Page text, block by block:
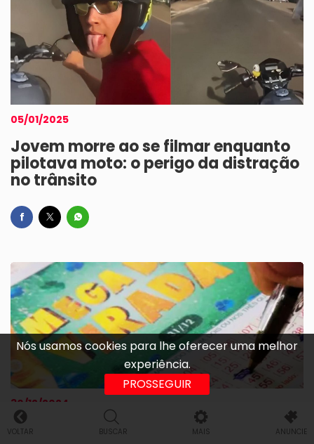
Nós usamos cookies para lhe oferecer uma melhor
experiência.
PROSSEGUIR
05/01/2025
Jovem morre ao se filmar enquanto
pilotava moto: o perigo da distração
no trânsito
30/12/2024
“Mega Sena da Virada 2024”, sorteio
VOLTAR BUSCAR MAIS ANUNCIE